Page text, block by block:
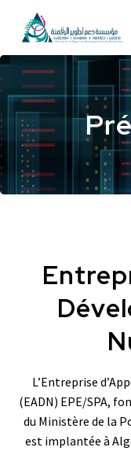
L’Entreprise
(EADN) EPE/SPA,
du Ministère de la
est implantée à